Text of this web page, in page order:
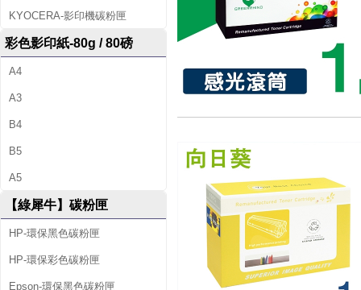
KYOCERA-影印機碳粉匣
彩色影印紙-80g / 80磅
A4
A3
B4
B5
A5
【綠犀牛】碳粉匣
HP-環保黑色碳粉匣
HP-環保彩色碳粉匣
Epson-環保黑色碳粉匣